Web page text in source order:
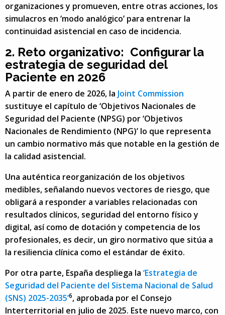
organizaciones y promueven, entre otras acciones, los
simulacros en ‘modo analógico’ para entrenar la
continuidad asistencial en caso de incidencia.
2. Reto organizativo: Configurar la
estrategia de seguridad del
Paciente en 2026
A partir de enero de 2026, la Joint Commission
sustituye el capítulo de ‘Objetivos Nacionales de
Seguridad del Paciente (NPSG) por ‘Objetivos
Nacionales de Rendimiento (NPG)’ lo que representa
un cambio normativo más que notable en la gestión de
la calidad asistencial.
Una auténtica reorganización de los objetivos
medibles, señalando nuevos vectores de riesgo, que
obligará a responder a variables relacionadas con
resultados clínicos, seguridad del entorno físico y
digital, así como de dotación y competencia de los
profesionales, es decir, un giro normativo que sitúa a
la resiliencia clínica como el estándar de éxito.
Por otra parte, España despliega la ‘Estrategia de
Seguridad del Paciente del Sistema Nacional de Salud
(SNS) 2025-2035’6, aprobada por el Consejo
Interterritorial en julio de 2025. Este nuevo marco, con